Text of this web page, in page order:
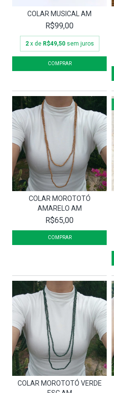
COLAR MUSICAL AM
R$99,00
2 x de R$49,50 sem juros
COLAR MOROTOTÓ
AMARELO AM
R$65,00
COLAR MOROTOTÓ VERDE